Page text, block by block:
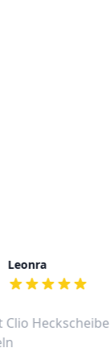
Leonra
out of 5 stars
Clio Heckscheibe